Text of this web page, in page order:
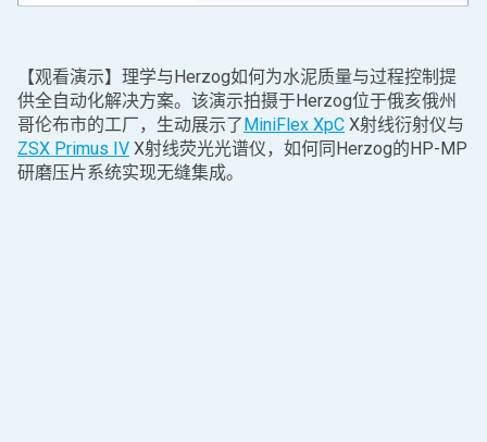
【观看演示】理学与Herzog如何为水泥质量与过程控制提
供全自动化解决方案。该演示拍摄于Herzog位于俄亥俄州
哥伦布市的工厂，生动展示了MiniFlex XpC X射线衍射仪与
ZSX Primus IV X射线荧光光谱仪，如何同Herzog的HP-MP
研磨压片系统实现无缝集成。